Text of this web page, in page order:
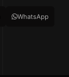
WhatsApp